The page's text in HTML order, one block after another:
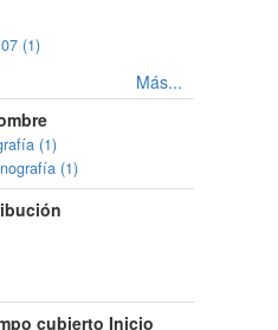
(1)
Más...
(1)
(1)
cubierto Inicio